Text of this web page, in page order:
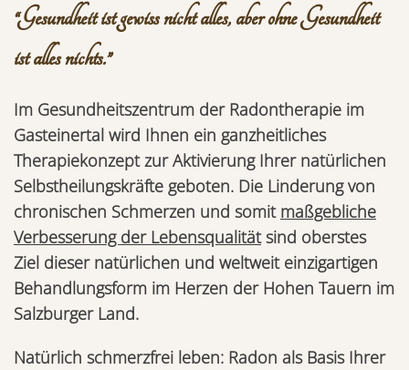
“Gesundheit ist gewiss nicht alles, aber ohne Gesundheit
ist alles nichts.”
Im Gesundheitszentrum der Radontherapie im
Gasteinertal wird Ihnen ein ganzheitliches
Therapiekonzept zur Aktivierung Ihrer natürlichen
Selbstheilungskräfte geboten. Die Linderung von
chronischen Schmerzen und somit maßgebliche
Verbesserung der Lebensqualitätsind oberstes
Ziel dieser natürlichen und weltweit einzigartigen
Behandlungsform im Herzen der Hohen Tauern im
Salzburger Land.
Natürlich schmerzfrei leben: Radon als Basis Ihrer